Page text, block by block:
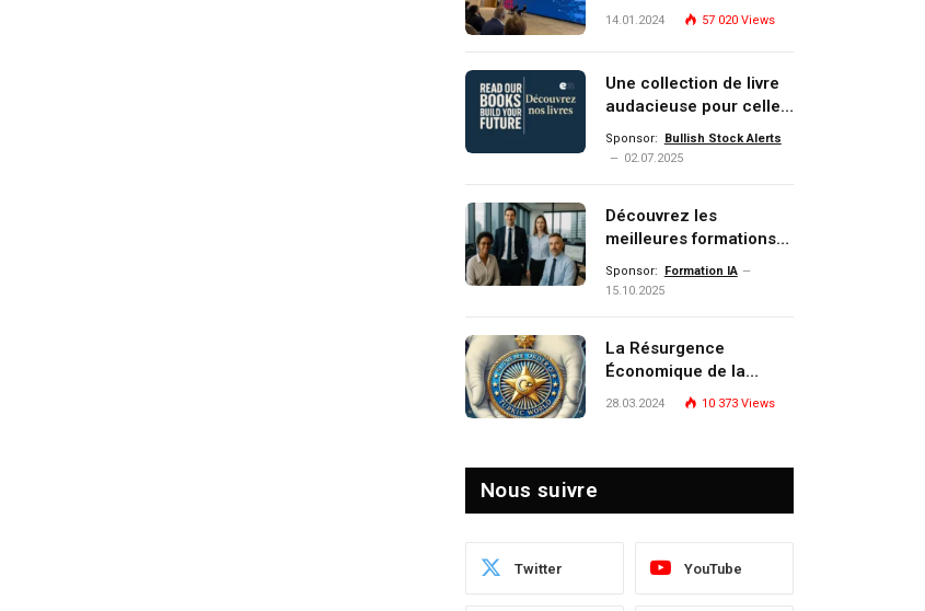
de l’Union européenne
14.01.2024 57 020 Views
Une collection de livre
audacieuse pour celles
et ceux qui veulent
comprendre, investir et
Sponsor:
Bullish Stock Alerts
02.07.2025
Découvrez les
meilleures formations
Data, IA, automatisation
et investissement
écosystème d’experts
Sponsor:
Formation IA
15.10.2025
La Résurgence
Économique de la
Turquie : Naviguer dans
28.03.2024 10 373 Views
Nous suivre
Twitter YouTube